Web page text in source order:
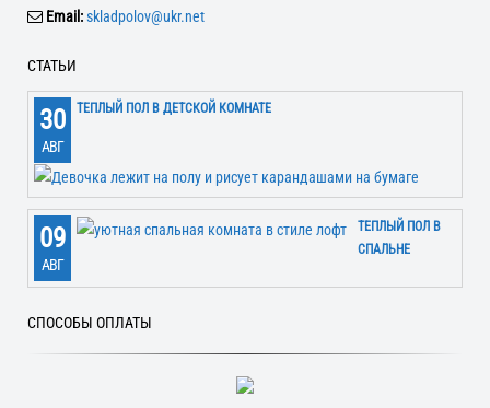
Email:skladpolov@ukr.net
СТАТЬИ
30
АВГ
ТЕПЛЫЙ ПОЛ В ДЕТСКОЙ КОМНАТЕ
09
АВГ
ТЕПЛЫЙ ПОЛ В
СПАЛЬНЕ
СПОСОБЫ ОПЛАТЫ